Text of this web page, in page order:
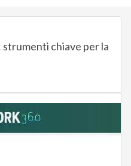
chiave per la